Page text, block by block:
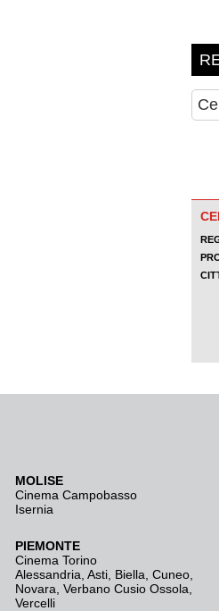
MOLISE
Cinema Campobasso
Isernia
PIEMONTE
Cinema Torino
Alessandria Asti Biella Cuneo
Novara Verbano Cusio Ossola
Vercelli